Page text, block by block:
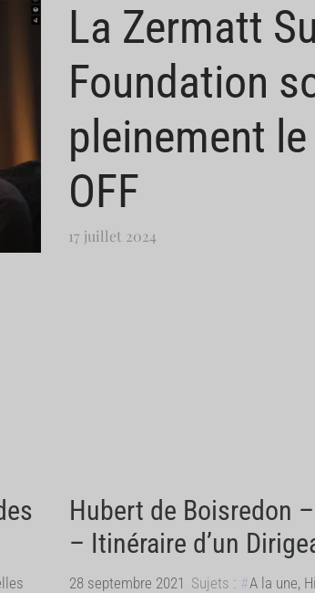
La Zermatt
Foundation
pleinement
OFF
17 juillet 2024
Hubert de Boisredon
– Itinéraire d’un
28 septembre 2021 Sujets : A la une,